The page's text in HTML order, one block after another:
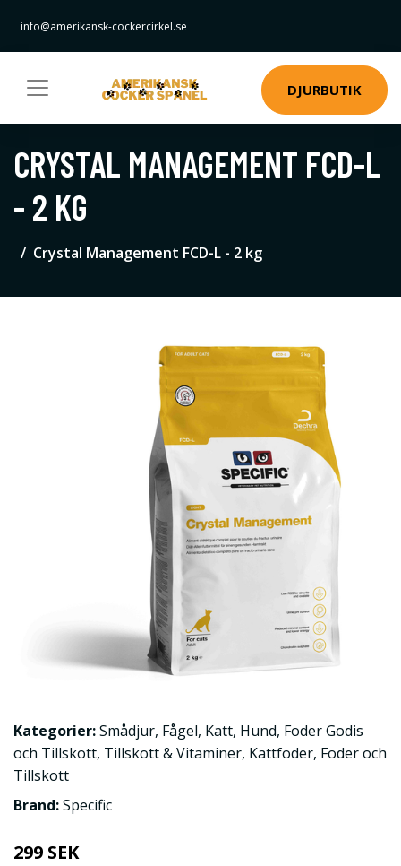
info@amerikansk-cockercirkel.se
DJURBUTIK
CRYSTAL MANAGEMENT FCD-L
- 2 KG
Crystal Management FCD-L - 2 kg
Kategorier:Smådjur, Fågel, Katt, Hund, Foder Godis
och Tillskott, Tillskott & Vitaminer, Kattfoder, Foder och
Tillskott
Brand:Specific
299 SEK